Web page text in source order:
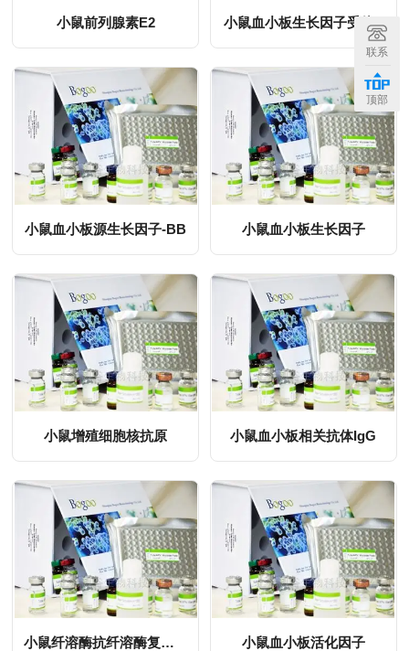
小鼠前列腺素E2 小鼠血小板生长因子受体α
小鼠血小板源生长因子-BB 小鼠血小板生长因子
小鼠增殖细胞核抗原 小鼠血小板相关抗体IgG
小鼠纤溶酶抗纤溶酶复合物 小鼠血小板活化因子
联系
顶部